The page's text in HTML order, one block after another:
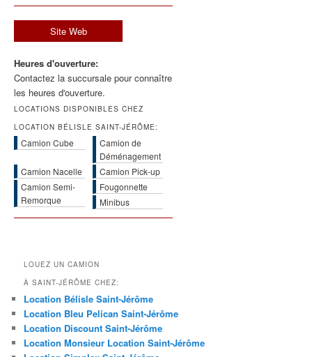
Site Web
Heures d'ouverture:
Contactez la succursale pour connaître
les heures d'ouverture.
LOCATIONS DISPONIBLES CHEZ
LOCATION BÉLISLE SAINT-JÉRÔME:
Camion Cube
Camion de
Déménagement
Camion Nacelle
Camion Pick-up
Camion Semi-
Remorque
Fougonnette
Minibus
LOUEZ UN CAMION
À SAINT-JÉRÔME CHEZ:
Location Bélisle Saint-Jérôme
Location Bleu Pelican Saint-Jérôme
Location Discount Saint-Jérôme
Location Monsieur Location Saint-Jérôme